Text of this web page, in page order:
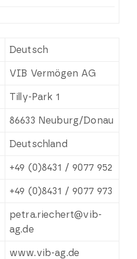
Deutsch
VIB Vermögen AG
Tilly-Park 1
86633 Neuburg/Donau
Deutschland
+49 (0)8431 / 9077 952
+49 (0)8431 / 9077 973
petra.riechert@vib-
ag.de
www.vib-ag.de